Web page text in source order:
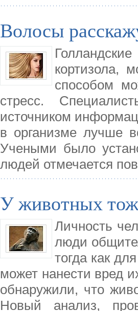
Волосы
кортизола,
способом
стресс.
источником
в организме лучше
Учеными было
людей отмечается
У животных
Личность
люди
тогда как
может нанести вред
обнаружили, что
Новый анализ,